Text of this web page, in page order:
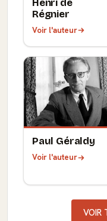
Régnier
Voir l'auteur
Paul Géraldy
Voir l'auteur
VOIR